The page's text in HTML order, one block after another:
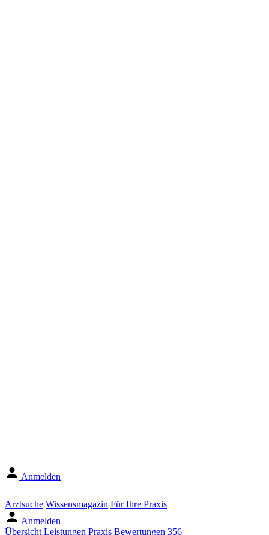
Anmelden
Arztsuche Wissensmagazin Für Ihre Praxis
Anmelden
Übersicht Leistungen Praxis Bewertungen 356